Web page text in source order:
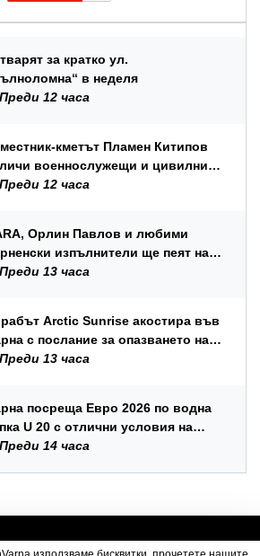
за кратко ул.
в неделя
Преди 12 часа
кметът Пламен Китипов
военнослужещи и цивилни
по повод Празника на
Преди 12 часа
Орлин Павлов и любими
изпълнители ще пеят на
на Варна
Преди 13 часа
Arctic Sunrise акостира във
с послание за опазването на
море
Преди 13 часа
посреща Евро 2026 по водна
U 20 с отлични условия на
басейни
Преди 14 часа